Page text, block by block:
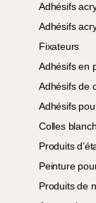
Adhésifs
Adhésifs
Fixateurs
Adhésifs en
Adhésifs de
Adhésifs
Colles
Produits
Peinture
Produits de